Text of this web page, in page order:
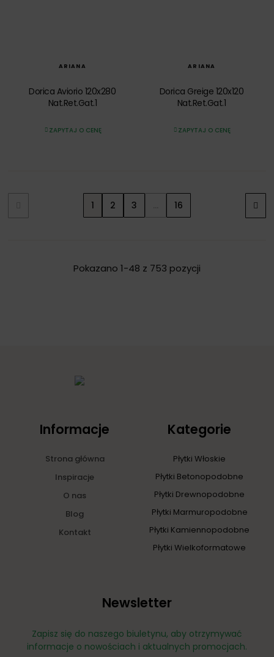
ARIANA
Dorica Aviorio 120x280
Nat.Ret.Gat.1
ZAPYTAJ O CENĘ
ARIANA
Dorica Greige 120x120
Nat.Ret.Gat.1
ZAPYTAJ O CENĘ
1 2 3 16
Pokazano 1-48 z 753 pozycji
Informacje
Strona główna
Inspiracje
O nas
Blog
Kontakt
Kategorie
Płytki Włoskie
Płytki Betonopodobne
Płytki Drewnopodobne
Płytki Marmuropodobne
Płytki Kamiennopodobne
Płytki Wielkoformatowe
Newsletter
Zapisz się do naszego biuletynu, aby otrzymywać
informacje o nowościach i aktualnych promocjach.